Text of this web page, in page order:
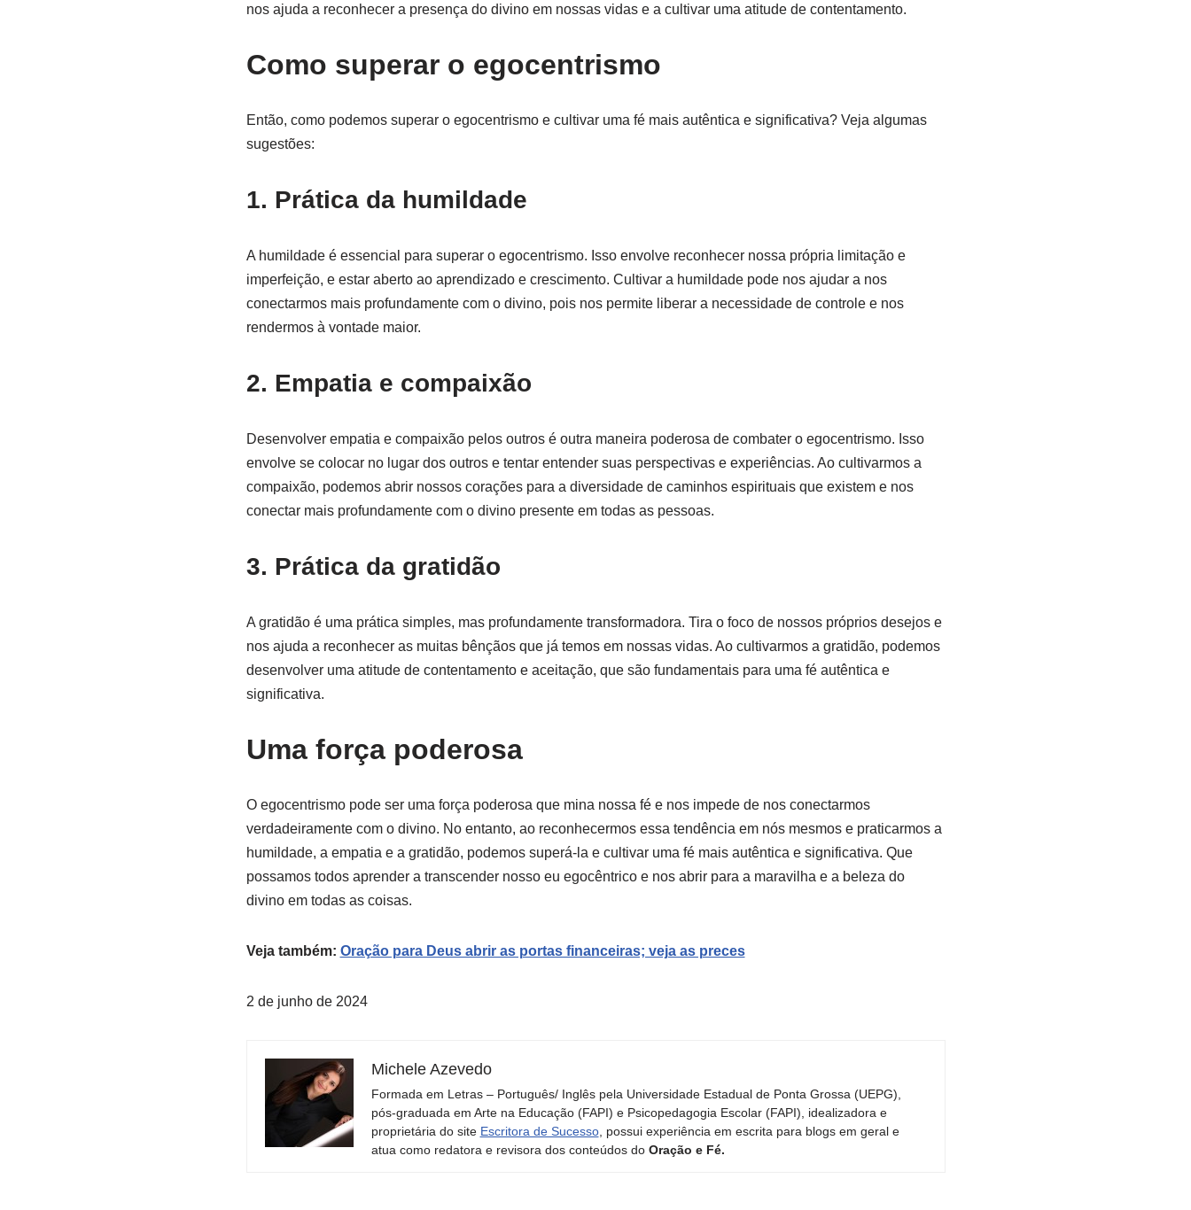
nos ajuda a reconhecer a presença do divino em nossas vidas e a cultivar uma atitude de contentamento.
Como superar o egocentrismo
Então, como podemos superar o egocentrismo e cultivar uma fé mais autêntica e significativa? Veja algumas
sugestões:
1. Prática da humildade
A humildade é essencial para superar o egocentrismo. Isso envolve reconhecer nossa própria limitação e
imperfeição, e estar aberto ao aprendizado e crescimento. Cultivar a humildade pode nos ajudar a nos
conectarmos mais profundamente com o divino, pois nos permite liberar a necessidade de controle e nos
rendermos à vontade maior.
2. Empatia e compaixão
Desenvolver empatia e compaixão pelos outros é outra maneira poderosa de combater o egocentrismo. Isso
envolve se colocar no lugar dos outros e tentar entender suas perspectivas e experiências. Ao cultivarmos a
compaixão, podemos abrir nossos corações para a diversidade de caminhos espirituais que existem e nos
conectar mais profundamente com o divino presente em todas as pessoas.
3. Prática da gratidão
A gratidão é uma prática simples, mas profundamente transformadora. Tira o foco de nossos próprios desejos e
nos ajuda a reconhecer as muitas bênçãos que já temos em nossas vidas. Ao cultivarmos a gratidão, podemos
desenvolver uma atitude de contentamento e aceitação, que são fundamentais para uma fé autêntica e
significativa.
Uma força poderosa
O egocentrismo pode ser uma força poderosa que mina nossa fé e nos impede de nos conectarmos
verdadeiramente com o divino. No entanto, ao reconhecermos essa tendência em nós mesmos e praticarmos a
humildade, a empatia e a gratidão, podemos superá-la e cultivar uma fé mais autêntica e significativa. Que
possamos todos aprender a transcender nosso eu egocêntrico e nos abrir para a maravilha e a beleza do
divino em todas as coisas.
Veja também: Oração para Deus abrir as portas financeiras; veja as preces
2 de junho de 2024
Michele Azevedo
Formada em Letras – Português/ Inglês pela Universidade Estadual de Ponta Grossa (UEPG),
pós-graduada em Arte na Educação (FAPI) e Psicopedagogia Escolar (FAPI), idealizadora e
proprietária do site Escritora de Sucesso, possui experiência em escrita para blogs em geral e
atua como redatora e revisora dos conteúdos do Oração e Fé.